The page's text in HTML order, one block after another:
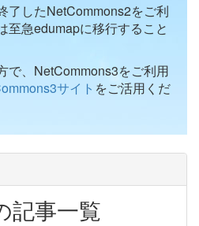
了したNetCommons2をご利
至急edumapに移行すること
で、NetCommons3をご利用
サイト をご活用くだ
記事一覧